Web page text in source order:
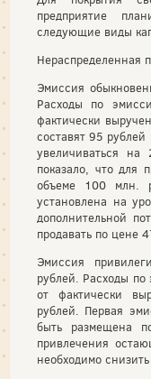
предприятие
следующие виды
Нераспределенная
Эмиссия
Расходы по
фактически
составят 95
увеличиваться
показало, что для
объеме 100 млн.
установлена на
дополнительной
продавать по цене
Эмиссия
рублей. Расходы
от фактически
рублей. Первая
быть размещена
привлечения
необходимо